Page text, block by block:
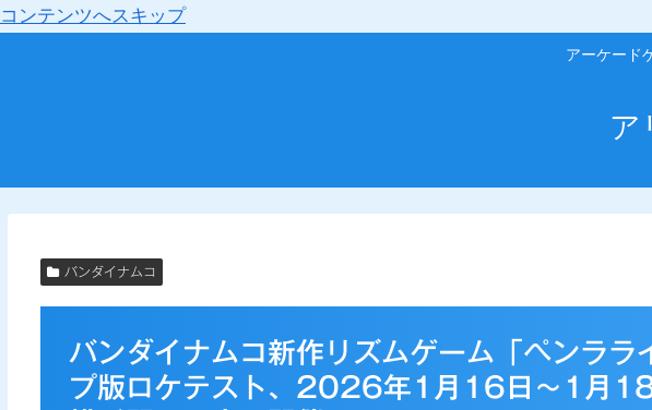
コンテンツへスキップ
アーケード
ア
バンダイナムコ
バンダイナムコ新作リズムゲーム「ペンララ
プ版ロケテスト、2026年1月16日～1月18